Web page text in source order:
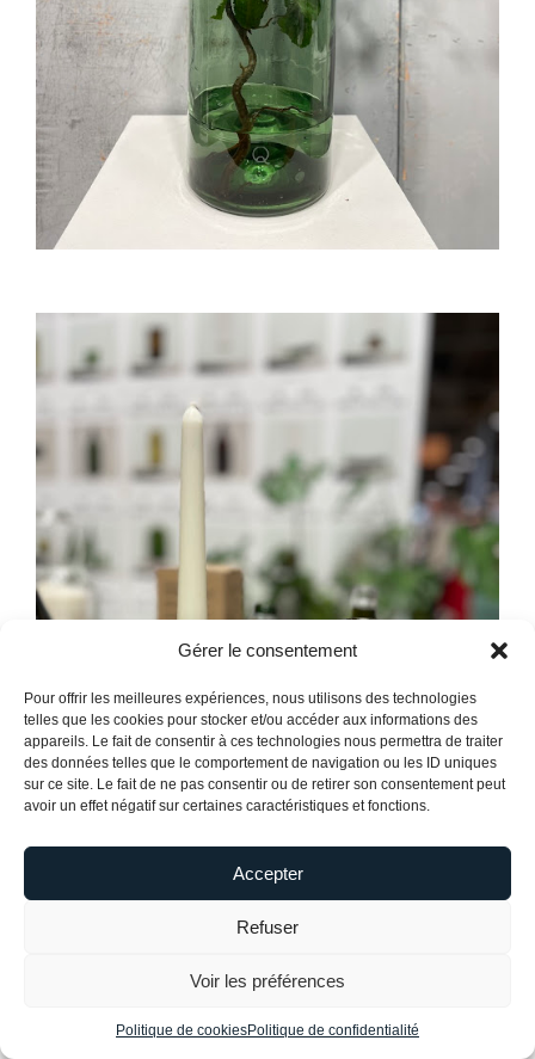
Gérer le consentement
Pour offrir les meilleures expériences, nous utilisons des technologies
telles que les cookies pour stocker et/ou accéder aux informations des
appareils. Le fait de consentir à ces technologies nous permettra de traiter
des données telles que le comportement de navigation ou les ID uniques
sur ce site. Le fait de ne pas consentir ou de retirer son consentement peut
avoir un effet négatif sur certaines caractéristiques et fonctions.
Accepter
Refuser
Voir les préférences
Politique de cookiesPolitique de confidentialité